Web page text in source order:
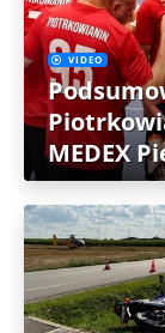
VIDEO
MEDEX